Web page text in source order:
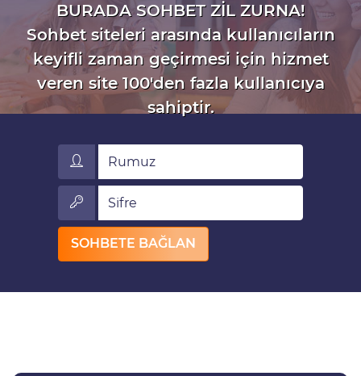
BURADA SOHBET ZİL ZURNA!
Sohbet siteleri arasında kullanıcıların
keyifli zaman geçirmesi için hizmet
veren site 100'den fazla kullanıcıya
sahiptir.
Rumuz
Sifre
SOHBETE BAĞLAN